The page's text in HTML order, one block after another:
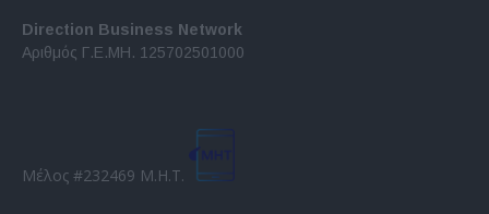
Direction Business Network
Αριθμός Γ.Ε.ΜΗ. 125702501000
Μέλος #232469 Μ.Η.Τ.